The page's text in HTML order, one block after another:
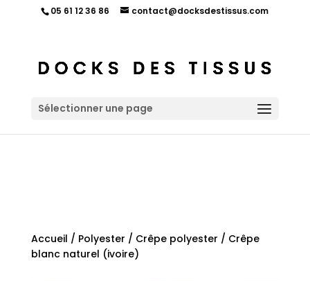
05 61 12 36 86 contact@docksdestissus.com
Sélectionner une page
Accueil / Polyester / Crêpe polyester / Crêpe
blanc naturel (ivoire)